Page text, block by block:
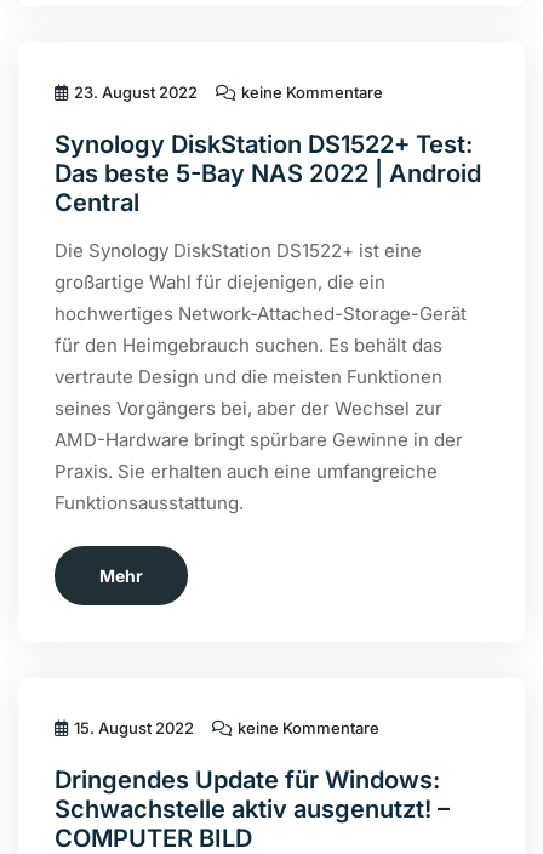
23. August 2022 keine Kommentare
Synology DiskStation DS1522+ Test:
Das beste 5-Bay NAS 2022 | Android
Central
Die Synology DiskStation DS1522+ ist eine
großartige Wahl für diejenigen, die ein
hochwertiges Network-Attached-Storage-Gerät
für den Heimgebrauch suchen. Es behält das
vertraute Design und die meisten Funktionen
seines Vorgängers bei, aber der Wechsel zur
AMD-Hardware bringt spürbare Gewinne in der
Praxis. Sie erhalten auch eine umfangreiche
Funktionsausstattung.
Mehr
15. August 2022 keine Kommentare
Dringendes Update für Windows:
Schwachstelle aktiv ausgenutzt! –
COMPUTER BILD